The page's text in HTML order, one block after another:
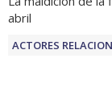
abril
ACTORES